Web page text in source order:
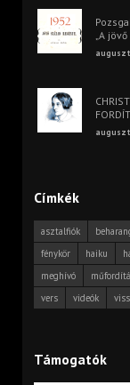
„A
Címkék
asztalfiók
fénykör
haiku
meghívó
vers
videók
Támogatók